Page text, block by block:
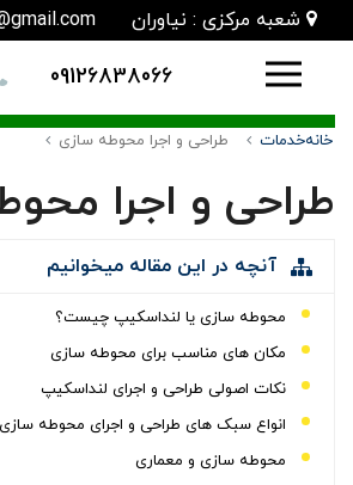
شعبه مرکزی : نیاوران
09126838066
خانهخدمات طراحی و اجرا محوطه سازی
طراحی و اجرا
آنچه در این مقاله میخوانیم
محوطه سازی یا لنداسکیپ چیست؟
مکان های مناسب برای محوطه سازی
نکات اصولی طراحی و اجرای لنداسکیپ
انواع سبک های طراحی و اجرای محوطه سازی
محوطه سازی و معماری